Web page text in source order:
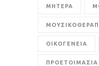
ΜΗΤΕΡΑ
ΟΙΚΟΓΕΝΕΙΑ
ΠΡΟΕΤΟΙΜΑΣΙΑ